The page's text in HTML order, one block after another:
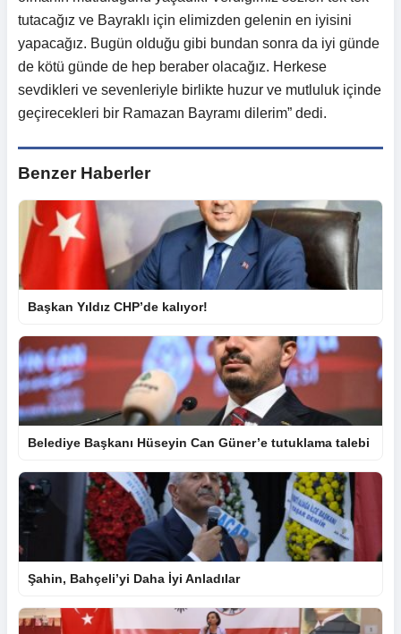
tutacağız ve Bayraklı için elimizden gelenin en iyisini
yapacağız. Bugün olduğu gibi bundan sonra da iyi günde
de kötü günde de hep beraber olacağız. Herkese
sevdikleri ve sevenleriyle birlikte huzur ve mutluluk içinde
geçirecekleri bir Ramazan Bayramı dilerim” dedi.
Benzer Haberler
Başkan Yıldız CHP’de kalıyor!
Belediye Başkanı Hüseyin Can Güner’e tutuklama talebi
Şahin, Bahçeli’yi Daha İyi Anladılar